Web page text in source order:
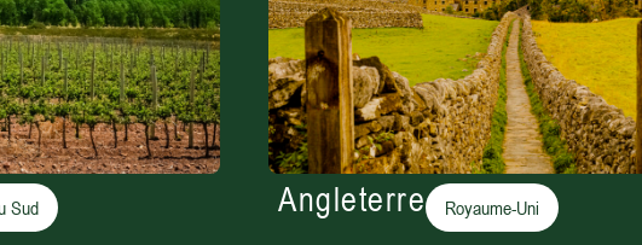
Sud Angleterre Royaume-Uni